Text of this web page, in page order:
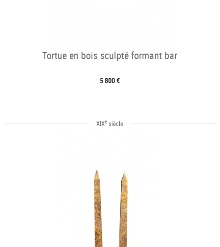
Tortue en bois sculpté formant bar
5 800 €
XIXe siècle